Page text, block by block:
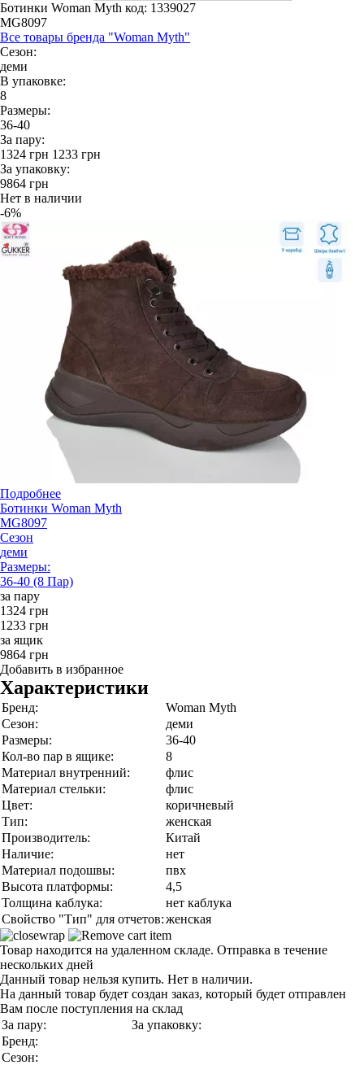
Ботинки Woman Myth код: 1339027
MG8097
Все товары бренда "Woman Myth"
Сезон:
деми
В упаковке:
8
Размеры:
36-40
За пару:
1324 грн 1233 грн
За упаковку:
9864 грн
Нет в наличии
-6%
Подробнее
Ботинки Woman Myth
MG8097
Сезон
деми
Размеры:
36-40 (8 Пар)
за пару
1324 грн
1233 грн
за ящик
9864 грн
Добавить в избранное
Характеристики
Бренд:
Woman Myth
Сезон:
деми
Размеры:
36-40
Кол-во пар в ящике:
8
Материал внутренний:
флис
Материал стельки:
флис
Цвет:
коричневый
Тип:
женская
Производитель:
Китай
Наличие:
нет
Материал подошвы:
пвх
Высота платформы:
4,5
Толщина каблука:
нет каблука
Свойство "Тип" для отчетов:женская
Товар находится на удаленном складе. Отправка в течение
нескольких дней
Данный товар нельзя купить. Нет в наличии.
На данный товар будет создан заказ, который будет отправлен
Вам после поступления на склад
За пару:
За упаковку:
Бренд:
Сезон: